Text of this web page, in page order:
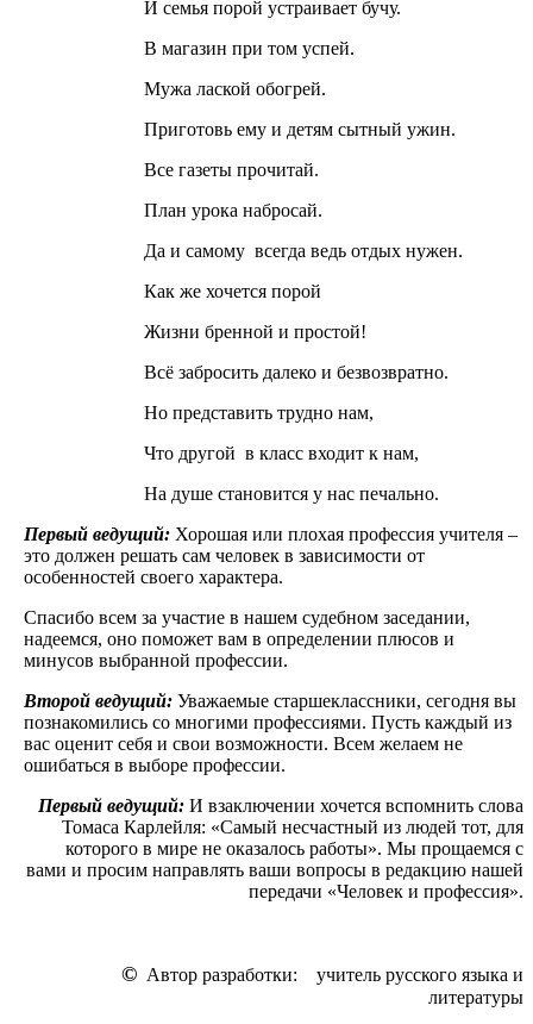
И семья порой устраивает бучу.
В магазин при том успей.
Мужа лаской обогрей.
Приготовь ему и детям сытный ужин.
Все газеты прочитай.
План урока набросай.
Да и самому всегда ведь отдых нужен.
Как же хочется порой
Жизни бренной и простой!
Всё забросить далеко и безвозвратно.
Но представить трудно нам,
Что другой в класс входит к нам,
На душе становится у нас печально.
Первый ведущий: Хорошая или плохая профессия учителя –
это должен решать сам человек в зависимости от
особенностей своего характера.
Спасибо всем за участие в нашем судебном заседании,
надеемся, оно поможет вам в определении плюсов и
минусов выбранной профессии.
Второй ведущий: Уважаемые старшеклассники, сегодня вы
познакомились со многими профессиями. Пусть каждый из
вас оценит себя и свои возможности. Всем желаем не
ошибаться в выборе профессии.
Первый ведущий: И взаключении хочется вспомнить слова
Томаса Карлейля: «Самый несчастный из людей тот, для
которого в мире не оказалось работы». Мы прощаемся с
вами и просим направлять ваши вопросы в редакцию нашей
передачи «Человек и профессия».
© Автор разработки: учитель русского языка и
литературы